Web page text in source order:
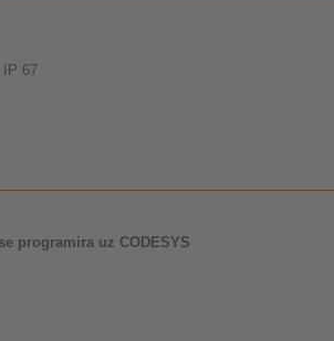
IP 67
programira uz CODESYS